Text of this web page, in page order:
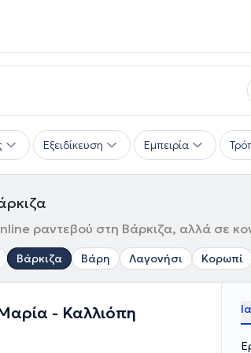
Εξειδίκευση Εμπειρία
ραντεβού στη Βάρκιζα, αλλά σε
Βάρκιζα Βάρη Λαγονήσι Κορωπί
- Καλλιόπη